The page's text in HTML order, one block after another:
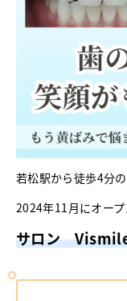
若松駅から徒歩4分の
2024年11月にオー
サロン